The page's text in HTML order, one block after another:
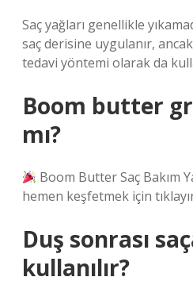
Saç yağları genellikle
saç derisine uygulanır,
tedavi yöntemi olarak da
Boom butter
mı?
Boom Butter Saç Bakım
hemen keşfetmek için
Duş sonrası
kullanılır?